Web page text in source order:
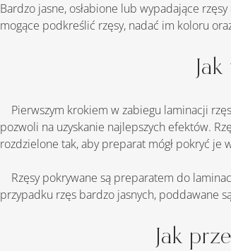
Bardzo jasne, osłabione lub wypadające
mogące podkreślić rzęsy, nadać im koloru
pozwoli na uzyskanie najlepszych efektów.
rozdzielone tak, aby preparat mógł pokryć je
przypadku rzęs bardzo jasnych, poddawane
Jak